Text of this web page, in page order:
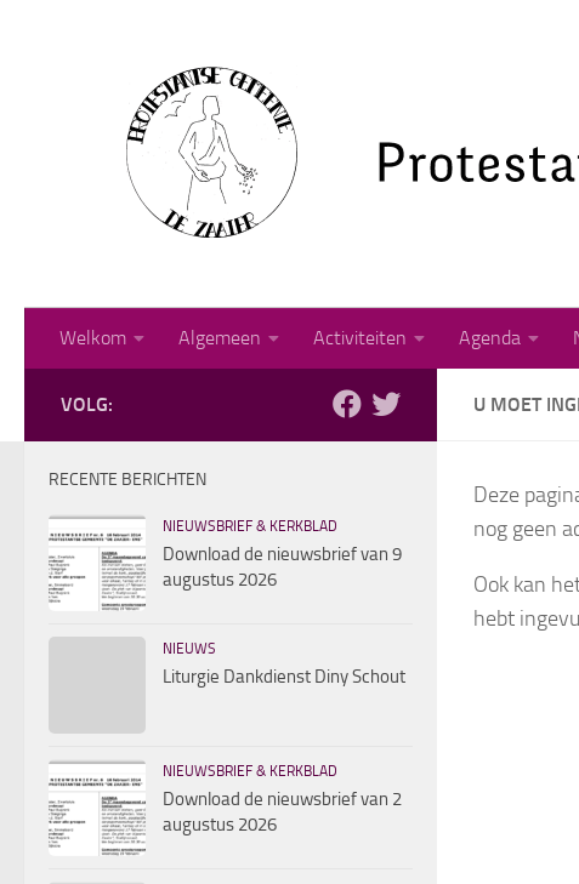
Welkom Algemeen Activiteiten Agenda
U MOET
Deze
nog geen
Ook kan
hebt
VOLG:
RECENTE BERICHTEN
NIEUWSBRIEF & KERKBLAD
Download de nieuwsbrief van 9
augustus 2026
NIEUWS
Liturgie Dankdienst Diny Schout
NIEUWSBRIEF & KERKBLAD
Download de nieuwsbrief van 2
augustus 2026